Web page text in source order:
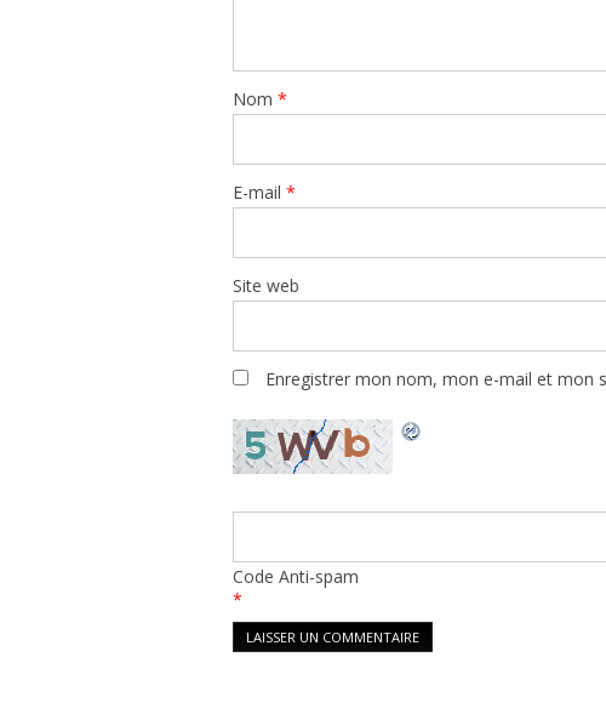
Nom *
E-mail *
Site web
Enregistrer mon nom, mon e-mail et mon
Code Anti-spam
*